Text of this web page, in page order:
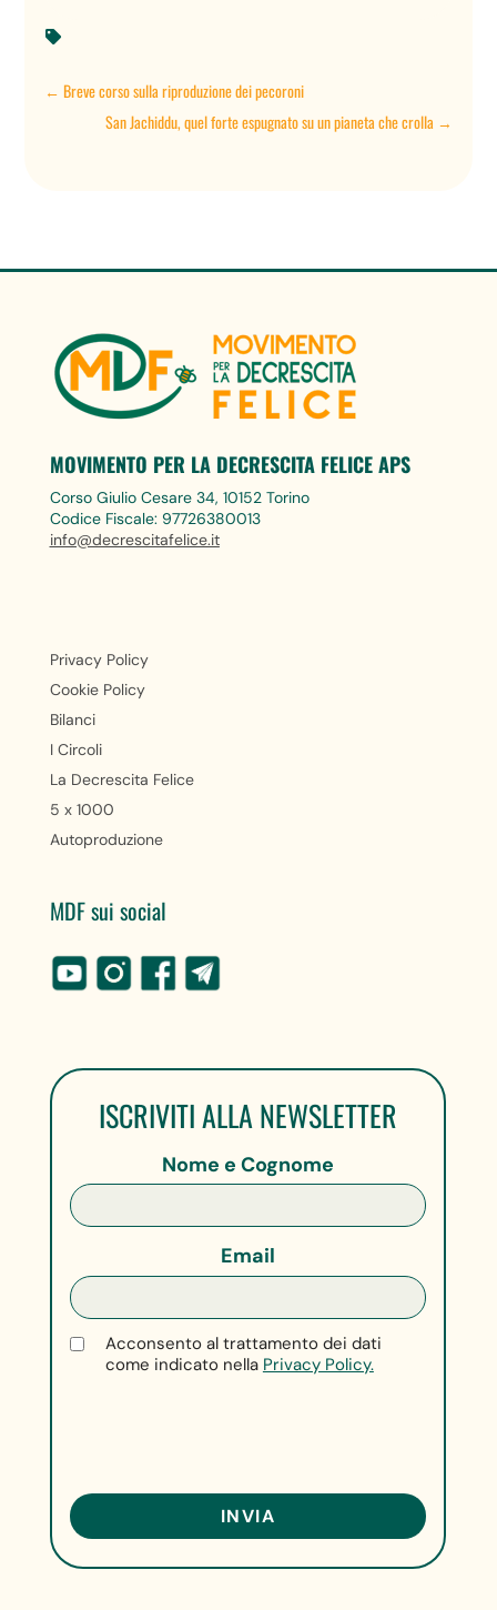

←Breve corso sulla riproduzione dei pecoroni
San Jachiddu, quel forte espugnato su un pianeta che crolla →
MOVIMENTO PER LA DECRESCITA FELICE APS
Corso Giulio Cesare 34, 10152 Torino
Codice Fiscale: 97726380013
info@decrescitafelice.it
Privacy Policy
Cookie Policy
Bilanci
I Circoli
La Decrescita Felice
5 x 1000
Autoproduzione
MDF sui social
ISCRIVITI ALLA NEWSLETTER
Nome e Cognome
Email
Acconsento al trattamento dei dati
come indicato nella Privacy Policy.